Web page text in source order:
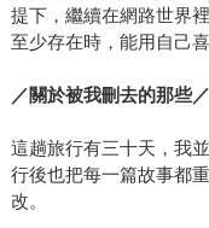
提下，繼續在網路世界
至少存在時，能用自己
／關於被我刪去的那些／
這趟旅行有三十天，我
行後也把每一篇故事都
改。